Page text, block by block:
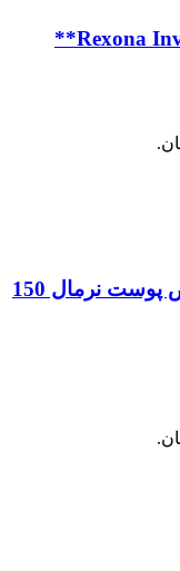
اسپری کرم موبر دربی لیدی مخصوص پوست نرمال 150